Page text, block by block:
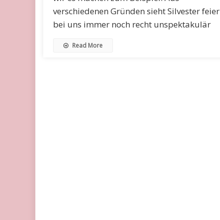
verschiedenen Gründen sieht Silvester
bei uns immer noch recht unspektakulär
Read More